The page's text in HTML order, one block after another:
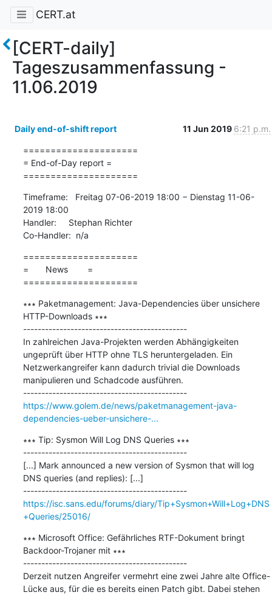
CERT.at
[CERT-daily]
Tageszusammenfassung -
11.06.2019
Daily end-of-shift report 11 Jun 2019 6:21 p.m.
=====================
= End-of-Day report =
=====================
Timeframe:   Freitag 07-06-2019 18:00 − Dienstag 11-06-
2019 18:00
Handler:     Stephan Richter
Co-Handler:  n/a
=====================
=       News        =
=====================
∗∗∗ Paketmanagement: Java-Dependencies über unsichere
HTTP-Downloads ∗∗∗
---------------------------------------------
In zahlreichen Java-Projekten werden Abhängigkeiten
ungeprüft über HTTP ohne TLS heruntergeladen. Ein
Netzwerkangreifer kann dadurch trivial die Downloads
manipulieren und Schadcode ausführen.
---------------------------------------------
https://www.golem.de/news/paketmanagement-java-
dependencies-ueber-unsichere-...
∗∗∗ Tip: Sysmon Will Log DNS Queries ∗∗∗
---------------------------------------------
[...] Mark announced a new version of Sysmon that will log
DNS queries (and replies): [...]
---------------------------------------------
https://isc.sans.edu/forums/diary/Tip+Sysmon+Will+Log+DNS
+Queries/25016/
∗∗∗ Microsoft Office: Gefährliches RTF-Dokument bringt
Backdoor-Trojaner mit ∗∗∗
---------------------------------------------
Derzeit nutzen Angreifer vermehrt eine zwei Jahre alte Office-
Lücke aus, für die es bereits einen Patch gibt. Dabei stehen